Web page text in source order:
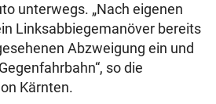
unterwegs. „Nach eigenen
Linksabbiegemanöver bereits
Abzweigung ein und
so die
Kärnten.